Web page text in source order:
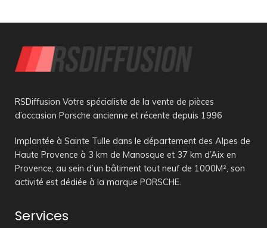
RSDiffusion Votre spécialiste de la vente de pièces
d’occasion Porsche ancienne et récente depuis 1996
Implantée à Sainte Tulle dans le département des Alpes de
Haute Provence à 3 km de Manosque et 37 km d’Aix en
Provence, au sein d’un bâtiment tout neuf de 1000M², son
activité est dédiée à la marque PORSCHE.
Services